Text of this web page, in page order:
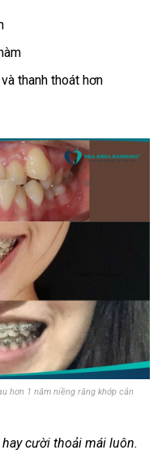
thanh thoát hơn
hơn 1 năm niềng răng khớp cắn
cười thoải mái luôn.